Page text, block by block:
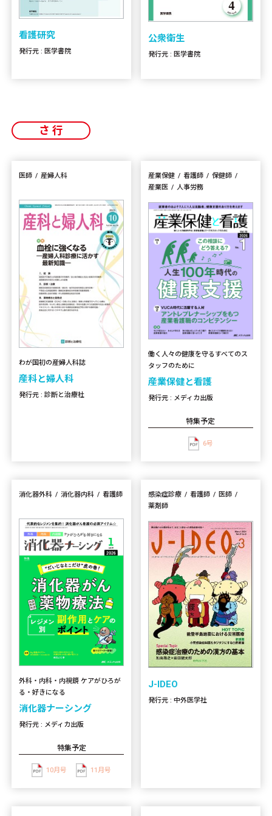
看護研究
発行元 : 医学書院
公衆衛生
発行元 : 医学書院
さ行
医師 産婦人科
わが国初の産婦人科誌
産科と婦人科
発行元 : 診断と治療社
産業保健 看護師
保健師
産業医
人事労務
働く人々の健康を守るすべてのス
タッフのために
産業保健と看護
発行元 : メディカ出版
特集予定
6号
消化器外科 消化器内科 看護師
外科・内科・内視鏡 ケアがひろが
る・好きになる
消化器ナーシング
発行元 : メディカ出版
特集予定
10月号 11月号
感染症診療 看護師
医師
薬剤師
J-IDEO
発行元 : 中外医学社